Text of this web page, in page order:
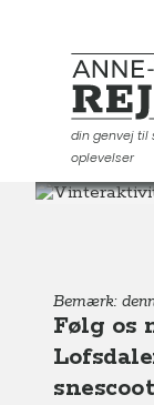
Anne-
din genvej til
oplevelser
Bemærk:
Følg os